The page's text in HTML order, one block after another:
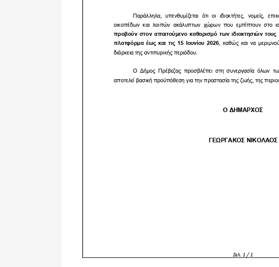
Δίκτυο
Εθελοντισμού
Δήμου Πρέβεζας
Κέντρο δια βίου
Μάθησης